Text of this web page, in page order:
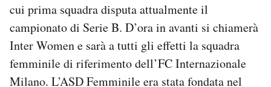
SHOP
CALENDARIO
cui prima squadra disputa attualmente il
campionato di Serie B. D’ora in avanti si chiamerà
Inter Women e sarà a tutti gli effetti la squadra
femminile di riferimento dell’FC Internazionale
Milano. L’ASD Femminile era stata fondata nel